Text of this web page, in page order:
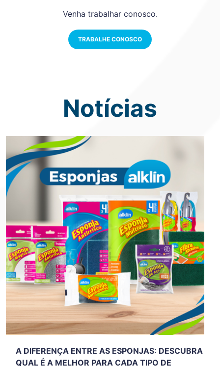
Venha trabalhar conosco.
TRABALHE CONOSCO
Notícias
A DIFERENÇA ENTRE AS ESPONJAS: DESCUBRA
QUAL É A MELHOR PARA CADA TIPO DE